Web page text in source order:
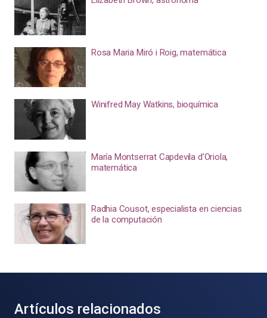
Rosa Maria Miró i Roig, matemática
Winifred May Watkins, bioquímica
María Montserrat Capdevila d’Oriola,
matemática
Radhia Cousot, especialista en ciencias
de la computación
Artículos relacionados